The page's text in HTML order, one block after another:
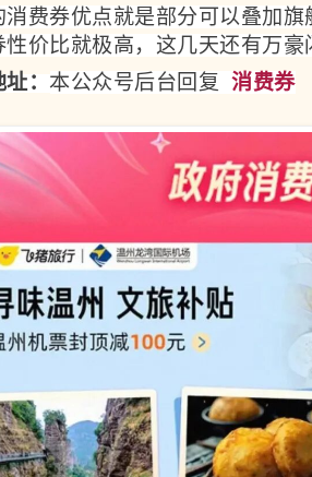
消费券优点就是部分可以叠加
性价比就极高，这几天还有万豪
： 本公众号后台回复 消费券